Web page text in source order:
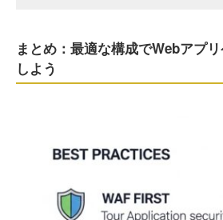
まとめ：最適な構成でWebアプ
しよう